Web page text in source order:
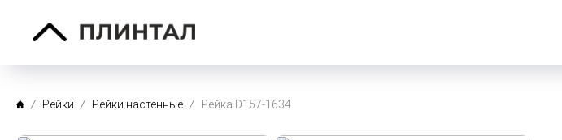
Рейки Рейки настенные Рейка D157-1634